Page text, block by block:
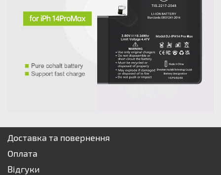
Доставка та повернення
Оплата
Відгуки